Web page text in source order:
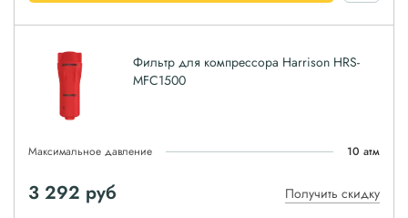
Фильтр для компрессора Harrison HRS-
MFC1500
Максимальное давление 10 атм
3 292 руб Получить скидку